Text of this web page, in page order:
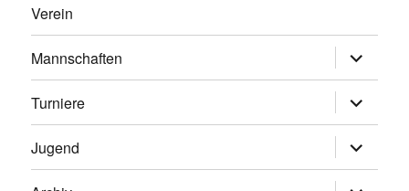
Verein
Mannschaften
anzeigen
Turniere
anzeigen
Jugend
anzeigen